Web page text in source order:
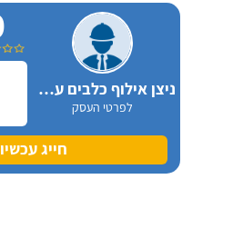
ניצן אילוף כלבים על הכנרת
לפרטי העסק
חייג